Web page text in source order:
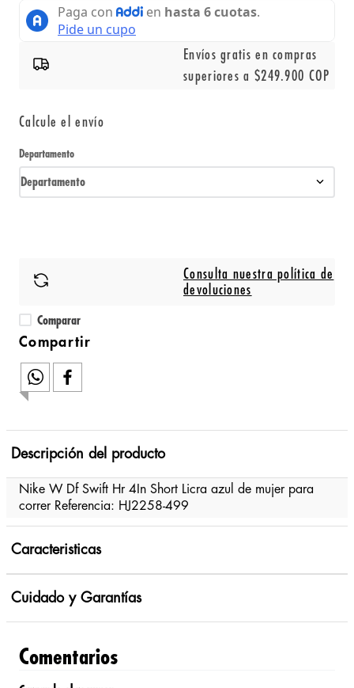
Envíos gratis en compras
superiores a $249.900 COP
Calcule el envío
Departamento
Departamento
Consulta nuestra política de
devoluciones
Comparar
Descripción del producto
Nike W Df Swift Hr 4In Short Licra azul de mujer para
correr Referencia: HJ2258-499
Caracteristicas
Cuidado y Garantías
Comentarios